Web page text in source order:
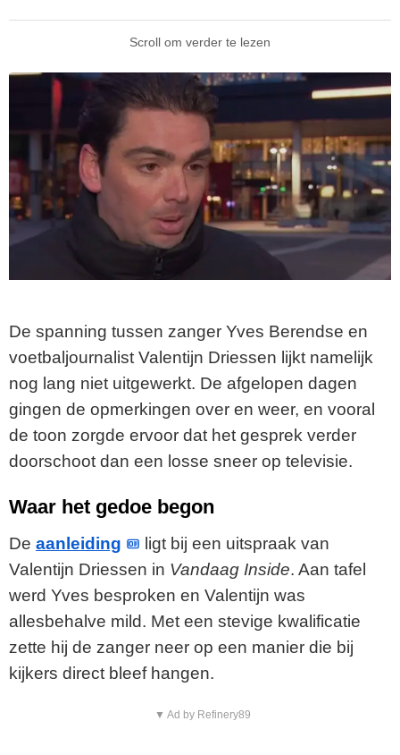
Scroll om verder te lezen
De spanning tussen zanger Yves Berendse en
voetbaljournalist Valentijn Driessen lijkt namelijk
nog lang niet uitgewerkt. De afgelopen dagen
gingen de opmerkingen over en weer, en vooral
de toon zorgde ervoor dat het gesprek verder
doorschoot dan een losse sneer op televisie.
Waar het gedoe begon
De aanleiding
ligt bij een uitspraak van
Valentijn Driessen in Vandaag Inside. Aan tafel
werd Yves besproken en Valentijn was
allesbehalve mild. Met een stevige kwalificatie
zette hij de zanger neer op een manier die bij
kijkers direct bleef hangen.
▼ Ad by Refinery89